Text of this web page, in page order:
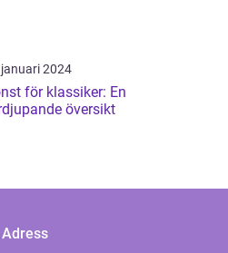
2024
för klassiker: En
översikt
Adress